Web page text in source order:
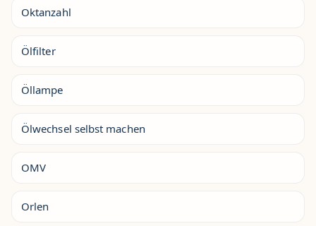
Oktanzahl
Ölfilter
Öllampe
Ölwechsel selbst machen
OMV
Orlen